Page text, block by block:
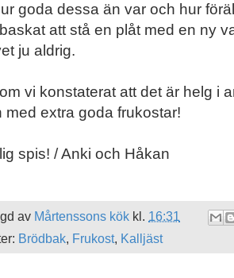
goda dessa än var och hur
att stå en plåt med en ny
ju aldrig.
vi konstaterat att det är helg i
med extra goda frukostar!
spis! / Anki och Håkan
av Mårtenssons kök kl. 16:31
Brödbak, Frukost, Kalljäst